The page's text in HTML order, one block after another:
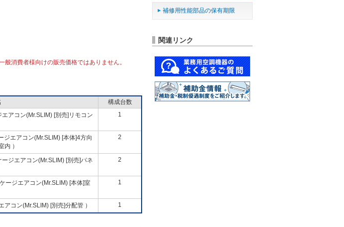
消費者様向けの販売価格ではありません。
構成台数
アコン(Mr.SLIM) [別売]リモコン
1
ジエアコン(Mr.SLIM) [本体]4方向
内 ）
2
ジエアコン(Mr.SLIM) [別売]パネ
2
ージエアコン(Mr.SLIM) [本体]室
1
アコン(Mr.SLIM) [別売]分配管 ） 1
補修用性能部品の保有期限
関連リンク